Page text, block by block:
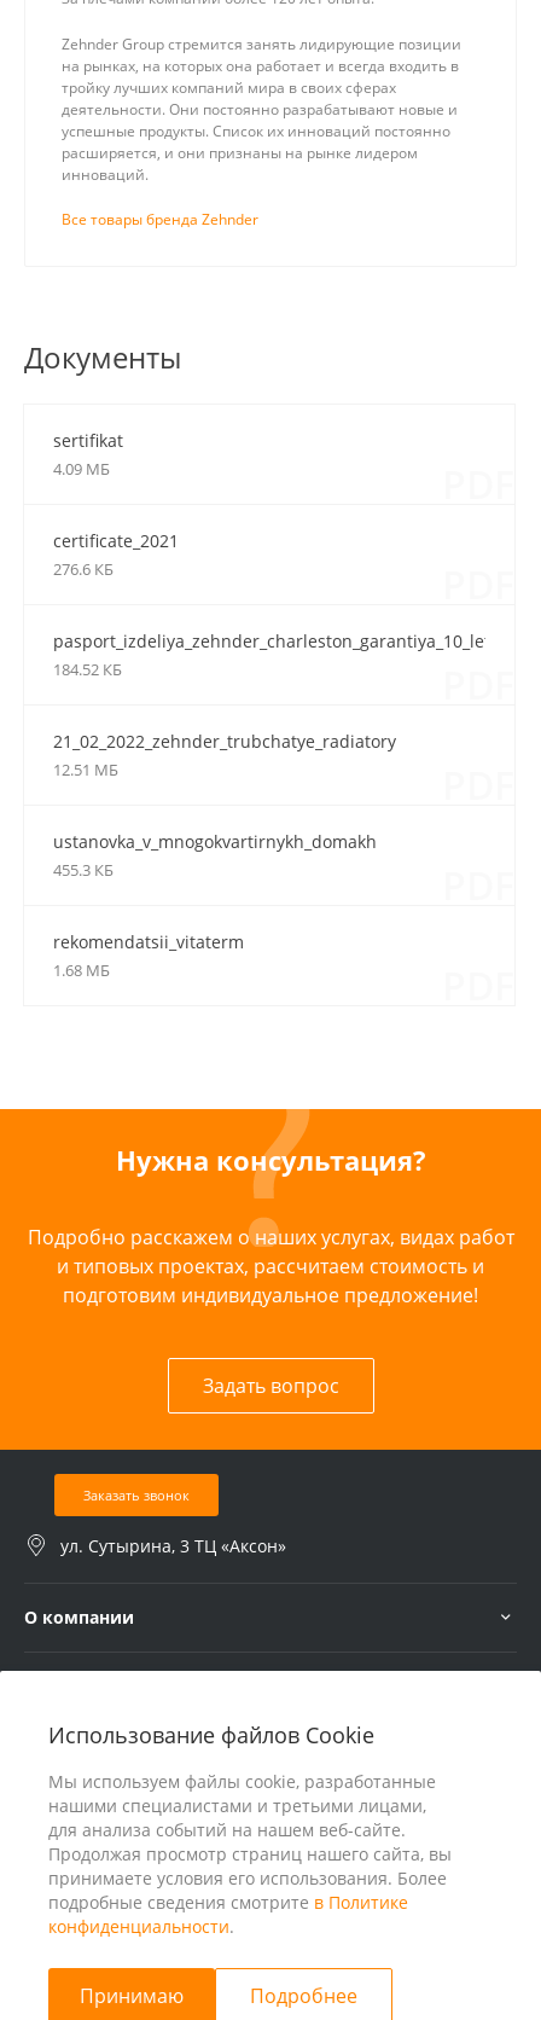
Использование файлов Cookie
Мы используем файлы cookie, разработанные
нашими специалистами и третьими лицами,
для анализа событий на нашем веб-сайте.
Продолжая просмотр страниц нашего сайта, вы
принимаете условия его использования. Более
подробные сведения смотрите в Политике
конфиденциальности.
Принимаю Подробнее
Zehnder Group стремится занять лидирующие позиции
на рынках, на которых она работает и всегда входить в
тройку лучших компаний мира в своих сферах
деятельности. Они постоянно разрабатывают новые и
успешные продукты. Список их инноваций постоянно
расширяется, и они признаны на рынке лидером
инноваций.
Все товары бренда Zehnder
Документы
sertifikat
4.09 МБ
certificate_2021
276.6 КБ
pasport_izdeliya_zehnder_charleston_garantiya_10_let_2020
184.52 КБ
21_02_2022_zehnder_trubchatye_radiatory
12.51 МБ
ustanovka_v_mnogokvartirnykh_domakh
455.3 КБ
rekomendatsii_vitaterm
1.68 МБ
Нужна консультация?
Подробно расскажем о наших услугах, видах работ
и типовых проектах, рассчитаем стоимость и
подготовим индивидуальное предложение!
Задать вопрос
Заказать звонок
ул. Сутырина, 3 ТЦ «Аксон»
О компании